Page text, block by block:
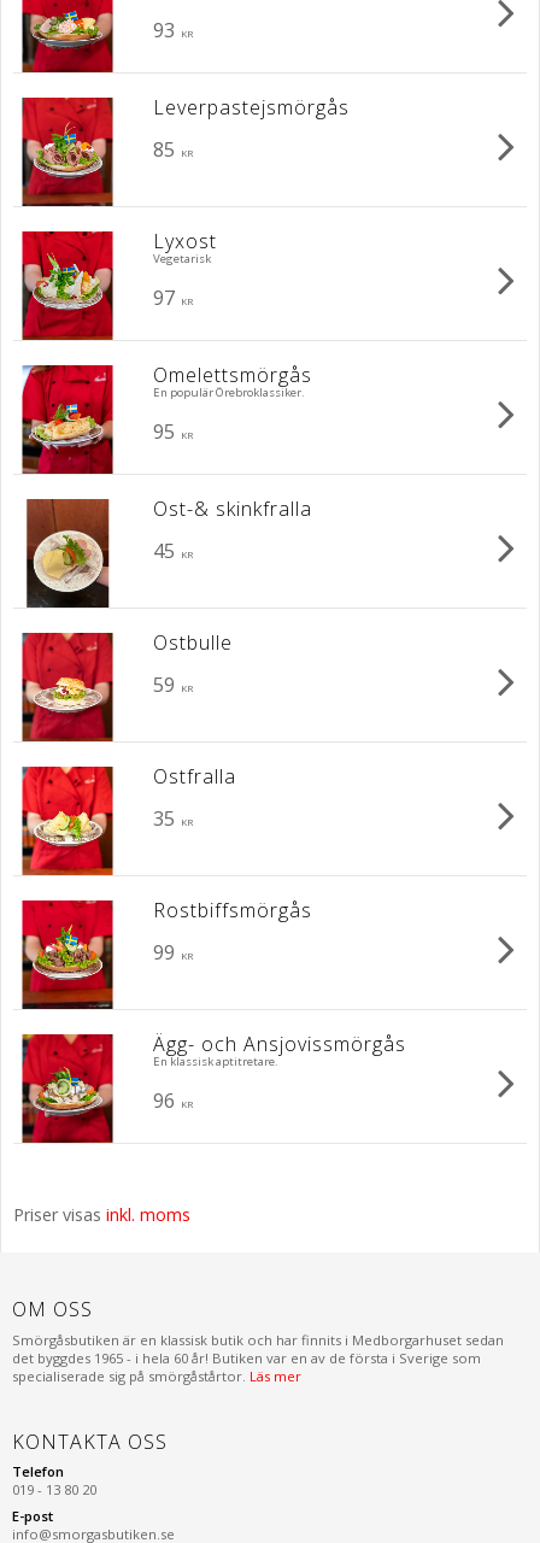
93 KR
Leverpastejsmörgås
85
KR
Lyxost
Vegetarisk
97 KR
Omelettsmörgås
En populär Örebroklassiker.
95 KR
Ost-& skinkfralla
45
KR
Ostbulle
59
KR
Ostfralla
35
KR
Rostbiffsmörgås
99
KR
Ägg- och Ansjovissmörgås
En klassisk aptitretare.
96 KR
Priser visas inkl. moms
OM OSS
Smörgåsbutiken är en klassisk butik och har finnits i Medborgarhuset sedan
det byggdes 1965 - i hela 60 år! Butiken var en av de första i Sverige som
specialiserade sig på smörgåstårtor. Läs mer
KONTAKTA OSS
Telefon
019 - 13 80 20
E-post
info@smorgasbutiken.se